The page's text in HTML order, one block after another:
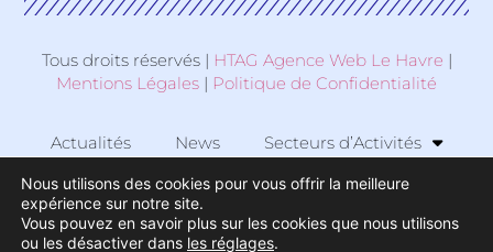
Tous droits réservés | HTAG Agence Web Le Havre |
Mentions Légales | Politique de Confidentialité
Actualités News Secteurs d’Activités
Zone d’Activité
Nous utilisons des cookies pour vous offrir la meilleure
expérience sur notre site.
Vous pouvez en savoir plus sur les cookies que nous utilisons
ou les désactiver dans les réglages.